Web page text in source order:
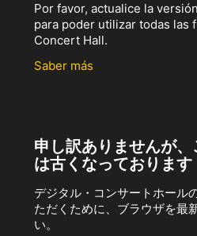
Por favor, actualice la
para poder utilizar todas las
Concert Hall.
Saber más
申し訳ありませんが
は古くなっております
デジタル・コンサートホール
ただくために、ブラウザを最
い。